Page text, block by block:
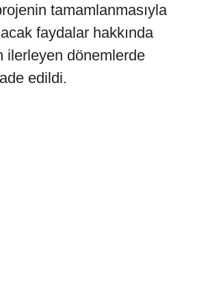
tamamlanmasıyla
faydalar hakkında
ilerleyen dönemlerde
edildi.